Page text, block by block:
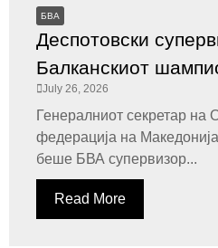
БВА
Деспотовски
Балканскиот
July 26, 2026
Генералниот секретар на
федерација на
беше БВА супервизор...
Read More